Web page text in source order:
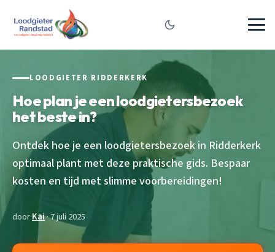
LOODGIETER RIDDERKERK
Hoe plan je een loodgietersbezoek
het beste in?
Ontdek hoe je een loodgietersbezoek in Ridderkerk
optimaal plant met deze praktische gids. Bespaar
kosten en tijd met slimme voorbereidingen!
doorKai· 7 juli 2025